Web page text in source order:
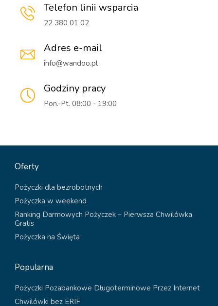
Telefon linii wsparcia
22 380 01 02
Adres e-mail
info@wandoo.pl
Godziny pracy
Pon.-Pt. 08:00 - 19:00
Oferty
Pożyczki dla bezrobotnych
Pożyczka w weekend
Ranking Darmowych Pożyczek – Pierwsza Chwilówka
Gratis
Pożyczka na Święta
Popularna
Pożyczki Pozabankowe Długoterminowe Przez Internet
Chwilówki bez ERIF